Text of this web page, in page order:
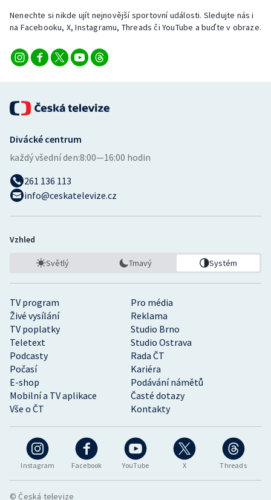
Nenechte si nikde ujít nejnovější sportovní události. Sledujte nás i
na Facebooku, X, Instagramu, Threads či YouTube a buďte v obraze.
Instagram Facebook YouTube X Threads
TV program
Pro média
Živé vysílání
Reklama
TV poplatky
Studio Brno
Teletext
Studio Ostrava
Podcasty
Rada ČT
Počasí
Kariéra
E-shop
Podávání námětů
Mobilní a TV aplikace
Časté dotazy
Vše o ČT
Kontakty
Divácké centrum
každý všední den:8:00—16:00 hodin
261 136 113
info@ceskatelevize.cz
Vzhled
Světlý Tmavý Systém
© Česká televize